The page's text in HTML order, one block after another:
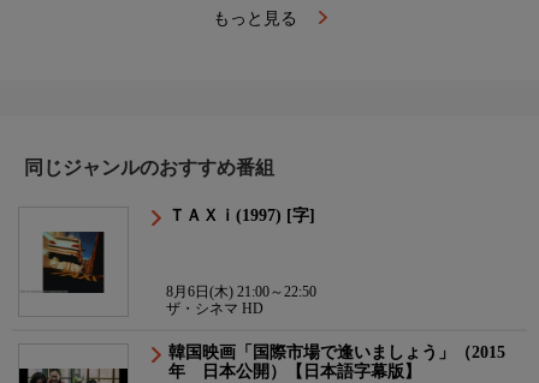
もっと見る
同じジャンルのおすすめ番組
ＴＡＸｉ(1997) [字]
8月6日(木) 21:00～22:50
ザ・シネマ HD
韓国映画「国際市場で逢いましょう」（2015
年 日本公開）【日本語字幕版】